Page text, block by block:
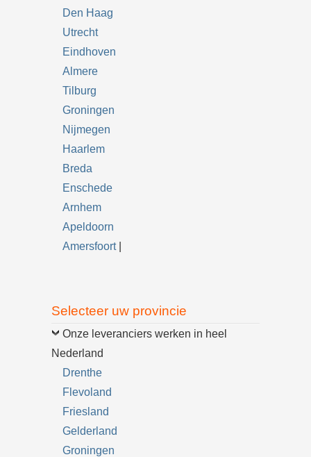
Den Haag
Utrecht
Eindhoven
Almere
Tilburg
Groningen
Nijmegen
Haarlem
Breda
Enschede
Arnhem
Apeldoorn
Amersfoort|
Selecteer uw provincie
Onze leveranciers werken in heel
Nederland
Drenthe
Flevoland
Friesland
Gelderland
Groningen